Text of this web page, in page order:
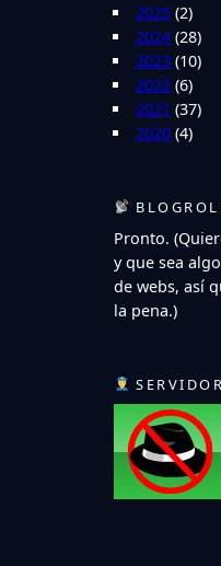
2025 (2)
2024 (28)
2023 (10)
2022 (6)
2021 (37)
2020 (4)
Pronto.
y que sea
de webs, así
la pena.)